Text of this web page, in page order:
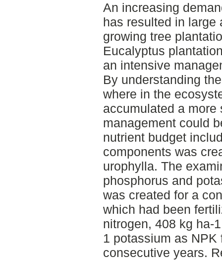
An increasing
has resulted in large
growing tree
Eucalyptus
an intensive
By understanding
where in the
accumulated a more
management could
nutrient budget
components was
urophylla. The
phosphorus and
was created for a
which had been
nitrogen, 408 kg ha-
1 potassium as
consecutive years.